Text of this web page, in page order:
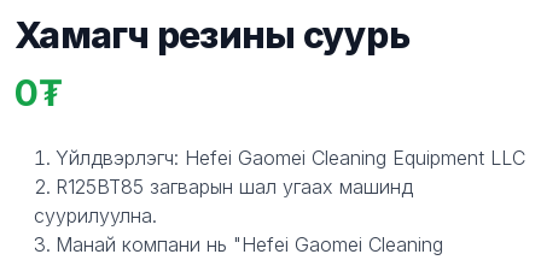
Хамагч резины суурь
Product information
0
Description
Yйлдвэрлэгч: Hefei Gaomei Cleaning Equipment LLC
R125BT85 загварын шал угаах машинд
суурилуулна.
Манай компани нь "Hefei Gaomei Cleaning